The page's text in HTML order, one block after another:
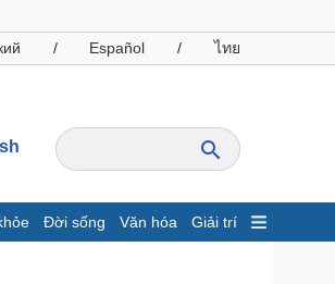
/ Español / ไทย
Đời sống Văn hóa Giải trí